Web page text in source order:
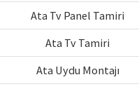
Ata Tv Panel Tamiri
Ata Tv Tamiri
Ata Uydu Montajı